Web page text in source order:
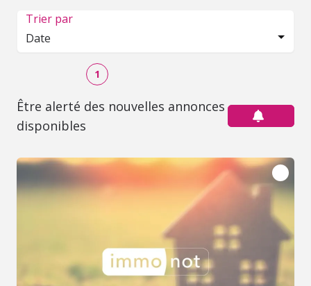
Trier par
Date
1
Être alerté des nouvelles annonces
disponibles